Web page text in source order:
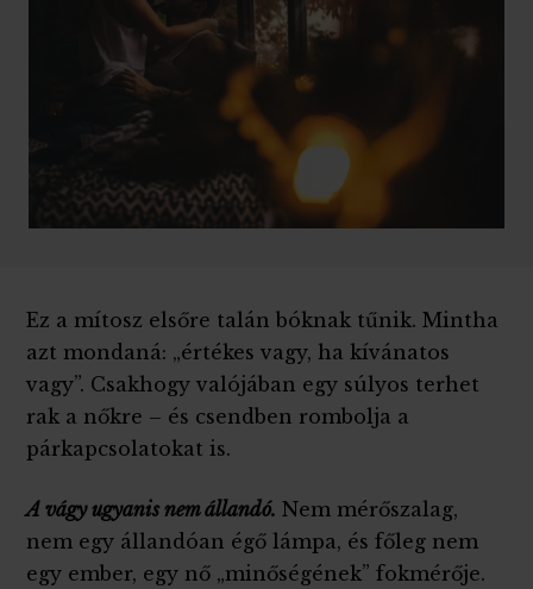
Ez a mítosz elsőre talán bóknak tűnik. Mintha
azt mondaná: „értékes vagy, ha kívánatos
vagy”. Csakhogy valójában egy súlyos terhet
rak a nőkre – és csendben rombolja a
párkapcsolatokat is.
A vágy ugyanis nem állandó. Nem mérőszalag,
nem egy állandóan égő lámpa, és főleg nem
egy ember, egy nő „minőségének” fokmérője.